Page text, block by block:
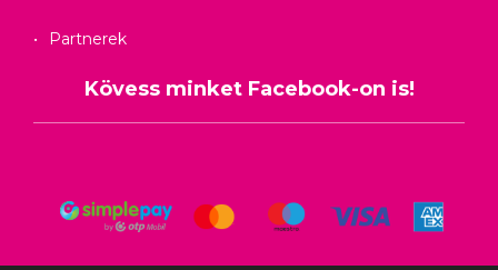
Partnerek
Kövess minket Facebook-on is!